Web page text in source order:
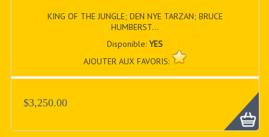
KING OF THE JUNGLE; DEN NYE TARZAN; BRUCE
HUMBERST...
Disponible:YES
AJOUTER AUX FAVORIS:
$3,250.00